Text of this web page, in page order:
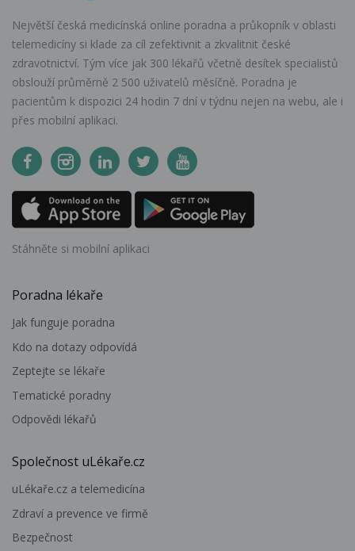
Největší česká medicínská online poradna a průkopník v oblasti
telemedicíny si klade za cíl zefektivnit a zkvalitnit české
zdravotnictví. Tým více jak 300 lékařů včetně desítek specialistů
obslouží průměrně 2 500 uživatelů měsíčně. Poradna je
pacientům k dispozici 24 hodin 7 dní v týdnu nejen na webu, ale i
přes mobilní aplikaci.
Stáhněte si mobilní aplikaci
Poradna lékaře
Jak funguje poradna
Kdo na dotazy odpovídá
Zeptejte se lékaře
Tematické poradny
Odpovědi lékařů
Společnost uLékaře.cz
uLékaře.cz a telemedicína
Zdraví a prevence ve firmě
Bezpečnost